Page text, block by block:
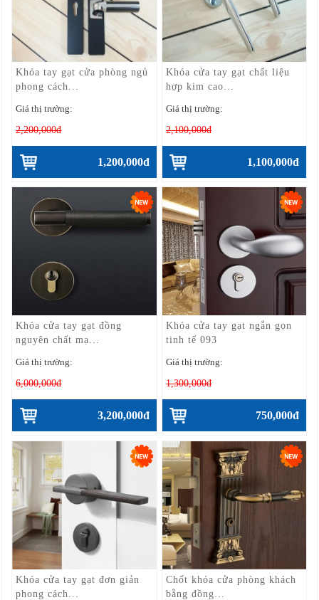
Khóa tay gạt cửa phòng ngủ
phong cách...
Giá thị trường:
2,200,000đ
1,200,000đ
Khóa cửa tay gạt chất liệu
hợp kim cao...
Giá thị trường:
2,100,000đ
1,100,000đ
Khóa cửa tay gạt đồng
nguyên chất mạ...
Giá thị trường:
6,000,000đ
3,200,000đ
Khóa cửa tay gạt ngắn gọn
tinh tế 093
Giá thị trường:
1,300,000đ
750,000đ
Khóa cửa tay gạt đơn giản
phong cách...
Chốt khóa cửa phòng khách
bằng đồng...